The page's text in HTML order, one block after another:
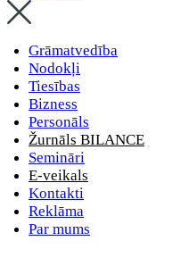
Grāmatvedība
Nodokļi
Tiesības
Bizness
Personāls
Žurnāls BILANCE
Semināri
E-veikals
Kontakti
Reklāma
Par mums